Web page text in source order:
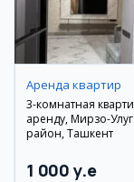
Аренда квартир
3-комнатная
аренду, Мирзо-
район, Ташкент
1 000 y.e